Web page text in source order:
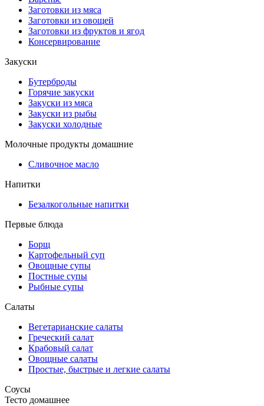
Заготовки из мяса
Заготовки из овощей
Заготовки из фруктов и ягод
Консервирование
Закуски
Бутерброды
Горячие закуски
Закуски из мяса
Закуски из рыбы
Закуски холодные
Молочные продукты домашние
Сливочное масло
Напитки
Безалкогольные напитки
Первые блюда
Борщ
Картофельный суп
Овощные супы
Постные супы
Рыбные супы
Салаты
Вегетарианские салаты
Греческий салат
Крабовый салат
Овощные салаты
Простые, быстрые и легкие салаты
Соусы
Тесто домашнее